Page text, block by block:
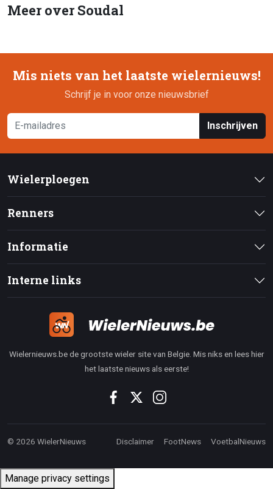
Meer over Soudal
Mis niets van het laatste wielernieuws!
Schrijf je in voor onze nieuwsbrief
Inschrijven
Wielerploegen
Renners
Informatie
Interne links
Wielernieuws.be de grootste wieler site van Belgie. Mis niks en lees hier
het laatste nieuws als eerste!
© 2026 WielerNieuws Disclaimer FootNews VoetbalNieuws
Manage privacy settings